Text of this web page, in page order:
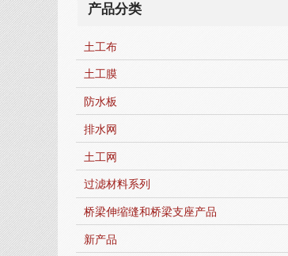
产品分类
土工布
土工膜
防水板
排水网
土工网
过滤材料系列
桥梁伸缩缝和桥梁支座产品
新产品